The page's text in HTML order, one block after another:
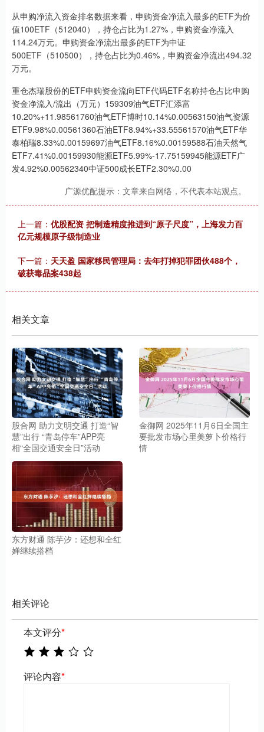
从申购净流入资金排名数据来看，申购资金净流入最多的ETF为价
值100ETF（512040），持仓占比为1.27%，申购资金净流入
114.24万元。申购资金净流出最多的ETF为中证
500ETF（510500），持仓占比为0.46%，申购资金净流出494.32
万元。
重仓杰瑞股份的ETF申购资金流向ETF代码ETF名称持仓占比申购
资金净流入/流出（万元）159309油气ETF汇添富
10.20%+11.98561760油气ETF博时10.14%0.00563150油气资源
ETF9.98%0.00561360石油ETF8.94%+33.55561570油气ETF华
泰柏瑞8.33%0.00159697油气ETF8.16%0.00159588石油天然气
ETF7.41%0.00159930能源ETF5.99%-17.75159945能源ETF广
发4.92%0.00562340中证500成长ETF2.30%0.00
广源优配提示：文章来自网络，不代表本站观点。
上一篇： 优股配资 把制造精度推进到“原子尺度”，上海发力百
亿元规模原子级制造业
下一篇： 天天盈 国家移民管理局：去年打掉犯罪团伙488个，
破获毒品案438起
相关文章
股合网 助力文明交通 打造“智
慧”出行 “青岛停车”APP亮
相“全国交通安全日”活动
金御网 2025年11月6日全国主
要批发市场心里美萝卜价格行
情
东方财通 陈芋汐：还想和全红
婵继续搭档
相关评论
本文评分*
评论内容*